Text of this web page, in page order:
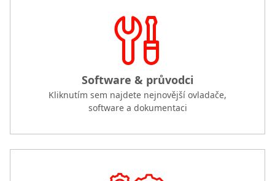
Software & průvodci
Kliknutím sem najdete nejnovější ovladače,
software a dokumentaci